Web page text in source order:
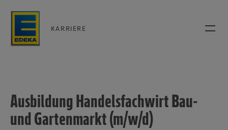
KARRIERE
Ausbildung Handelsfachwirt Bau-
und Gartenmarkt (m/w/d)